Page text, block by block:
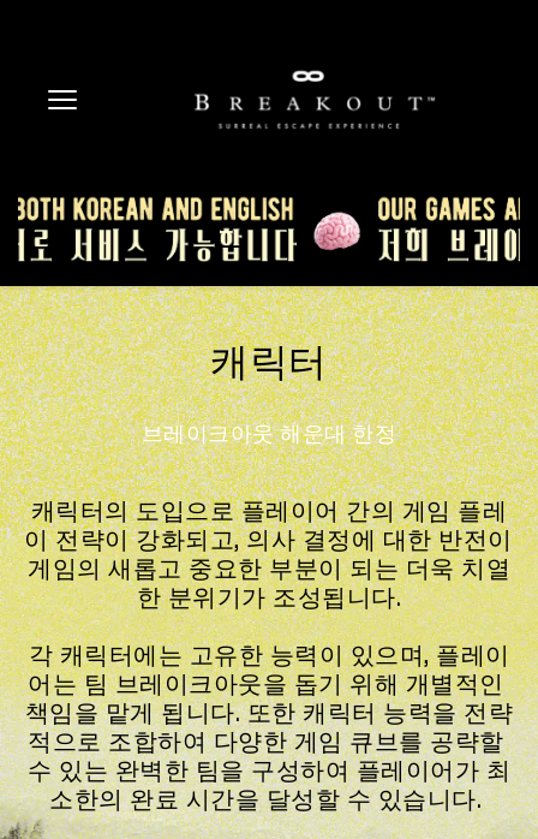
캐릭터
브레이크아웃 해운대 한정
캐릭터의 도입으로 플레이어 간의 게임 플레
이 전략이 강화되고, 의사 결정에 대한 반전이
게임의 새롭고 중요한 부분이 되는 더욱 치열
한 분위기가 조성됩니다.
각 캐릭터에는 고유한 능력이 있으며, 플레이
어는 팀 브레이크아웃을 돕기 위해 개별적인
책임을 맡게 됩니다. 또한 캐릭터 능력을 전략
적으로 조합하여 다양한 게임 큐브를 공략할
수 있는 완벽한 팀을 구성하여 플레이어가 최
소한의 완료 시간을 달성할 수 있습니다.